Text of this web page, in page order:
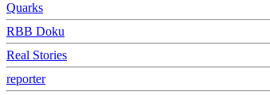
Quarks
RBB Doku
Real Stories
reporter